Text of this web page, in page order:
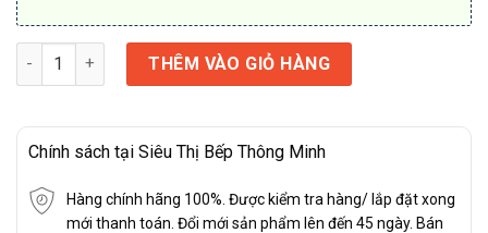
Máy sấy thông hơi 7.5kg Electrolux EDV754H3WB
THÊM VÀO GIỎ HÀNG
Chính sách tại Siêu Thị Bếp Thông Minh
Hàng chính hãng 100%. Được kiểm tra hàng/ lắp đặt xong
mới thanh toán. Đổi mới sản phẩm lên đến 45 ngày. Bán